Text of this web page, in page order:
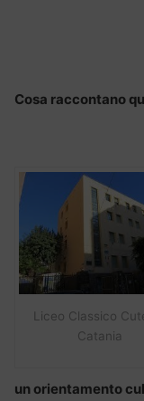
Cosa raccontano
Liceo Classico
Catania
un orientamento